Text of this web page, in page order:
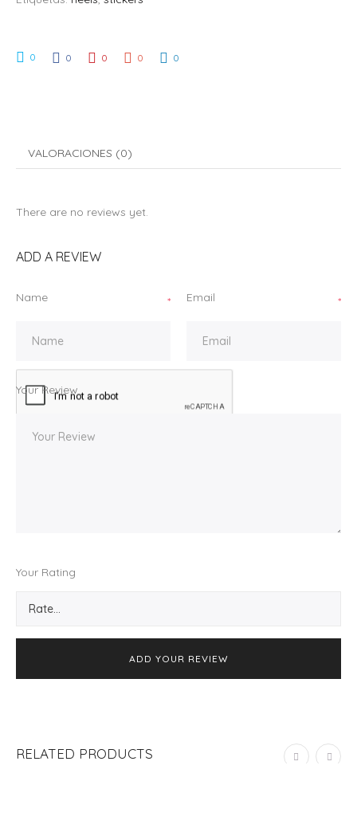
0 0 0 0 0
VALORACIONES (0)
There are no reviews yet.
ADD A REVIEW
Name * Email *
Your Review
Your Rating
RELATED PRODUCTS